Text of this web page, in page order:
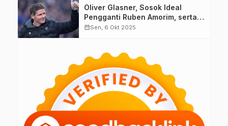
Oliver Glasner, Sosok Ideal
Pengganti Ruben Amorim, serta
Kandidat Terkuat untuk Revisi
calendar_monthSen, 6 Okt 2025